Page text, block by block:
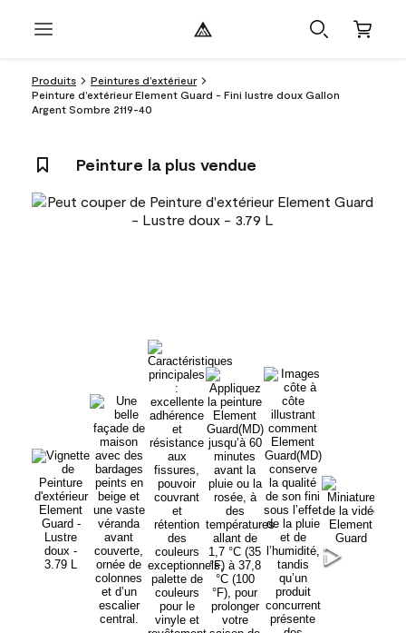
Produits
Peintures d’extérieur
Peinture d’extérieur Element Guard - Fini lustre doux Gallon
Argent Sombre 2119-40
Peinture la plus vendue